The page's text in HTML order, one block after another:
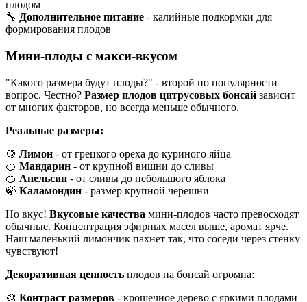
плодом
🔧 Дополнительное питание - калийные подкормки для
формирования плодов
Мини-плоды с макси-вкусом
"Какого размера будут плоды?" - второй по популярности
вопрос. Честно? Размер плодов цитрусовых бонсай зависит
от многих факторов, но всегда меньше обычного.
Реальные размеры:
🍋 Лимон - от грецкого ореха до куриного яйца
🍊 Мандарин - от крупной вишни до сливы
🍊 Апельсин - от сливы до небольшого яблока
🍃 Каламондин - размер крупной черешни
Но вкус! Вкусовые качества мини-плодов часто превосходят
обычные. Концентрация эфирных масел выше, аромат ярче.
Наш маленький лимончик пахнет так, что соседи через стенку
чувствуют!
Декоративная ценность плодов на бонсай огромна:
🎨 Контраст размеров - крошечное дерево с яркими плодами